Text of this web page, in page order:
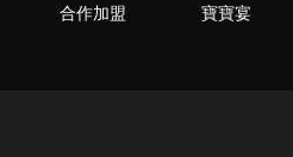
合作加盟 寶寶宴